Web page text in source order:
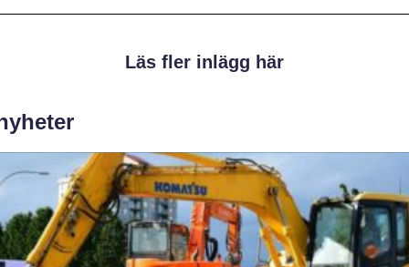
Läs fler inlägg här